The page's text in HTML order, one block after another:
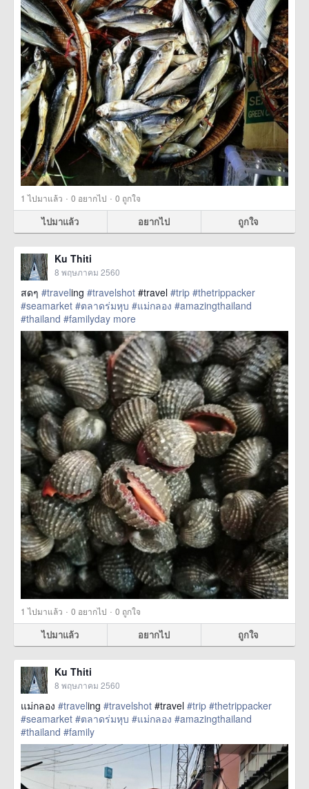
1 ไปมาแล้ว · 0 อยากไป · 0 ถูกใจ
ไปมาแล้ว อยากไป ถูกใจ
Ku Thiti
8 พฤษภาคม 2560
สดๆ #traveling #travelshot #travel #trip #thetrippacker
#seamarket #ตลาดร่มหุบ #แม่กลอง #amazingthailand
#thailand #familyday more
1 ไปมาแล้ว · 0 อยากไป · 0 ถูกใจ
ไปมาแล้ว อยากไป ถูกใจ
Ku Thiti
8 พฤษภาคม 2560
แม่กลอง #traveling #travelshot #travel #trip #thetrippacker
#seamarket #ตลาดร่มหุบ #แม่กลอง #amazingthailand
#thailand #family
href=https://m.thetrippacker.com/th/image/location/204710>
more